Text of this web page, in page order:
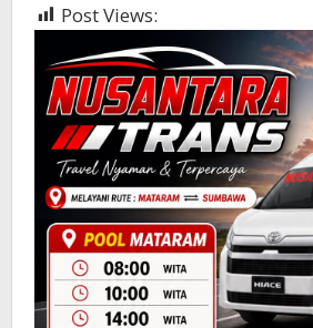
Post Views: